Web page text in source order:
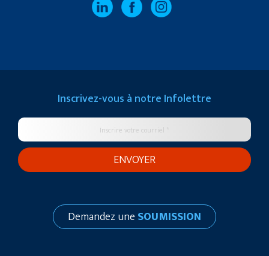
Inscrivez-vous à notre Infolettre
Demandez une SOUMISSION